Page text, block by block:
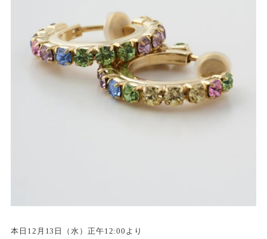
本日12月13日（水）正午12:00より